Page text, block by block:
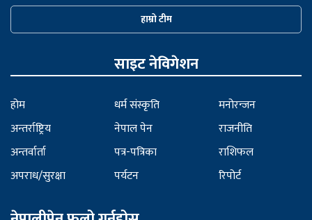
हाम्रो टीम
साइट नेविगेशन
होम
अन्तर्राष्ट्रिय
अन्तर्वार्ता
अपराध/सुरक्षा
धर्म संस्कृति
नेपाल पेन
पत्र-पत्रिका
पर्यटन
मनोरन्जन
राजनीति
राशिफल
रिपोर्ट